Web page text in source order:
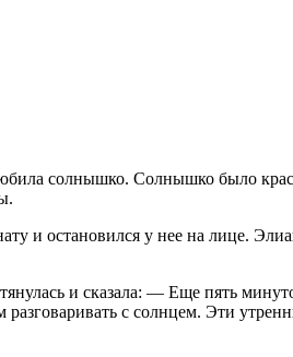
солнышко. Солнышко было
и остановился у нее на лице.
и сказала: — Еще пять
с солнцем. Эти